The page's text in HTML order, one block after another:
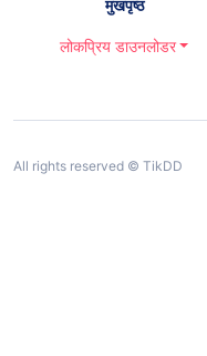
मुखपृष्ठ
लोकप्रिय डाउनलोडर
All rights reserved © TikDD